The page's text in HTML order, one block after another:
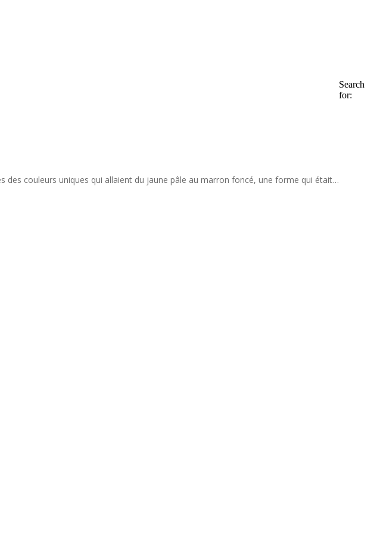
des couleurs uniques qui allaient du jaune pâle au marron foncé, une forme qui était…
Search
for: